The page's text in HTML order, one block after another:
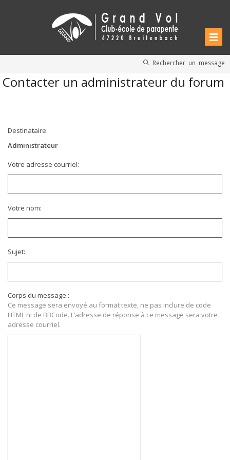
Rechercher un message
Contacter un administrateur du forum
Destinataire:
Administrateur
Votre adresse courriel:
Votre nom:
Sujet:
Corps du message :
Ce message sera envoyé au format texte, ne pas inclure de code
HTML ni de BBCode. L’adresse de réponse à ce message sera votre
adresse courriel.